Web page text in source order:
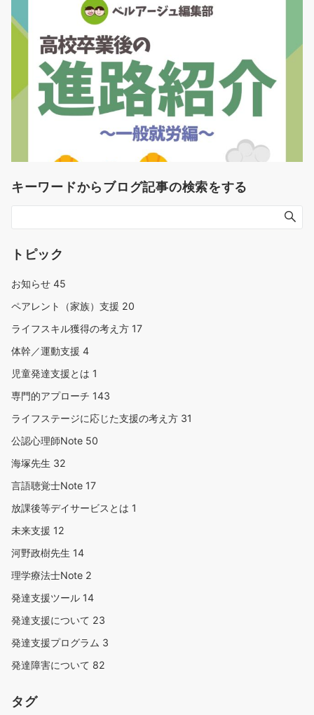
キーワードからブログ記事の検索をする
トピック
お知らせ 45
ペアレント（家族）支援 20
ライフスキル獲得の考え方 17
体幹／運動支援 4
児童発達支援とは 1
専門的アプローチ 143
ライフステージに応じた支援の考え方 31
公認心理師Note 50
海塚先生 32
言語聴覚士Note 17
放課後等デイサービスとは 1
未来支援 12
河野政樹先生 14
理学療法士Note 2
発達支援ツール 14
発達支援について 23
発達支援プログラム 3
発達障害について 82
タグ